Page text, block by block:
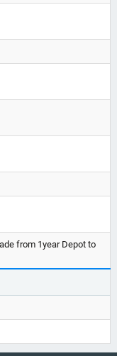
from 1year Depot to